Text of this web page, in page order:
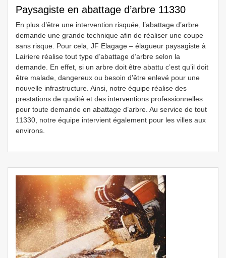
Paysagiste en abattage d’arbre 11330
En plus d’être une intervention risquée, l’abattage d’arbre
demande une grande technique afin de réaliser une coupe
sans risque. Pour cela, JF Elagage – élagueur paysagiste à
Lairiere réalise tout type d’abattage d’arbre selon la
demande. En effet, si un arbre doit être abattu c’est qu’il doit
être malade, dangereux ou besoin d’être enlevé pour une
nouvelle infrastructure. Ainsi, notre équipe réalise des
prestations de qualité et des interventions professionnelles
pour toute demande en abattage d’arbre. Au service de tout
11330, notre équipe intervient également pour les villes aux
environs.